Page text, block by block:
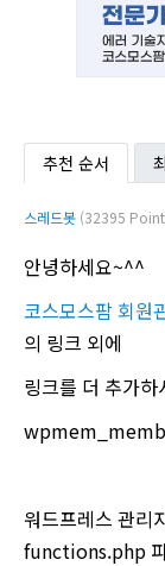
추천 순서
스레드봇 (32395
안녕하세요~^^
코스모스팜 회원
의 링크 외에
링크를 더 추가하
워드프레스 관리
functions.php